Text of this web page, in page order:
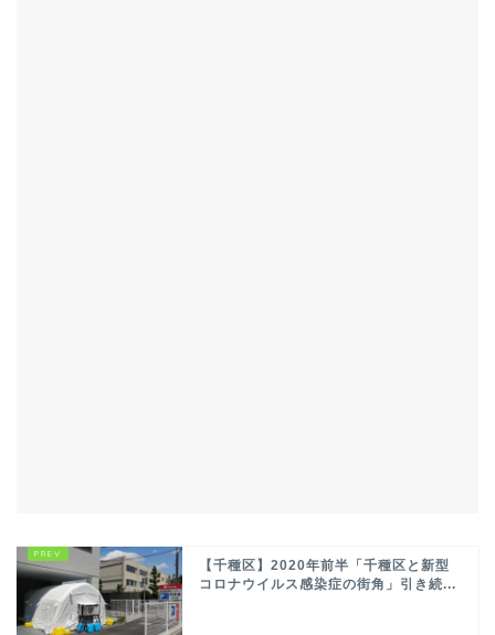
【千種区】2020年前半「千種区と新型
コロナウイルス感染症の街角」引き続...